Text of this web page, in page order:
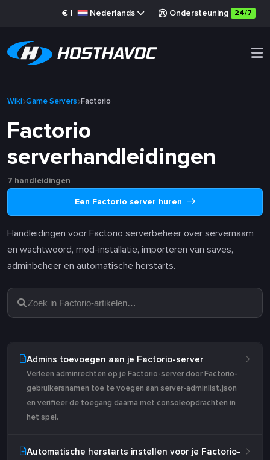
€ | Nederlands Ondersteuning 24/7
Wiki Game Servers Factorio
Factorio
serverhandleidingen
7 handleidingen
Een Factorio server huren
Handleidingen voor Factorio serverbeheer over servernaam
en wachtwoord, mod-installatie, importeren van saves,
adminbeheer en automatische herstarts.
Admins toevoegen aan je Factorio-server
Verleen adminrechten op je Factorio-server door Factorio-
gebruikersnamen toe te voegen aan server-adminlist.json
en verifieer de toegang daarna met consoleopdrachten in
het spel.
Automatische herstarts instellen voor je Factorio-